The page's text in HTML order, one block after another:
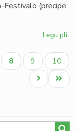
Festivalo (precipe
Legu pli
1-
8
Aktuala
paĝo
8 Paĝo
9 Paĝo
10
Last
page
Next
page